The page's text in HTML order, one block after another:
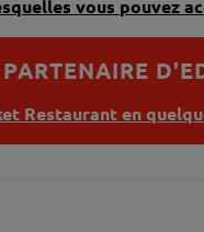
vous pouvez
Restaurant en